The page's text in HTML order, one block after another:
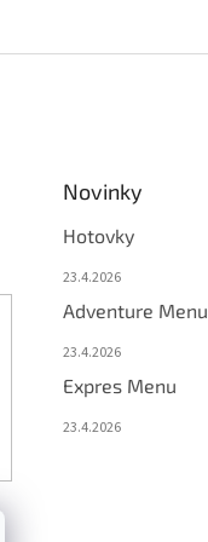
Novinky
Hotovky
23.4.2026
Adventure Menu
23.4.2026
Expres Menu
23.4.2026